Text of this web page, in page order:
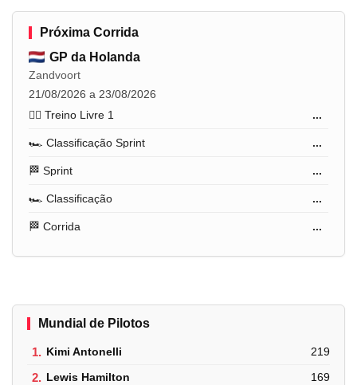
Próxima Corrida
GP da Holanda
Zandvoort
21/08/2026 a 23/08/2026
🏋️‍♂️ Treino Livre 1
...
🏎️ Classificação Sprint ...
🏁 Sprint ...
🏎️ Classificação ...
🏁 Corrida ...
Mundial de Pilotos
1. Kimi Antonelli 219
2. Lewis Hamilton 169